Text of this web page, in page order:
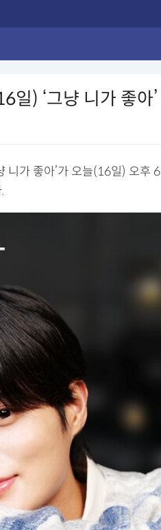
) ‘그냥 니가 좋아
니가 좋아’가 오늘(16일) 오후